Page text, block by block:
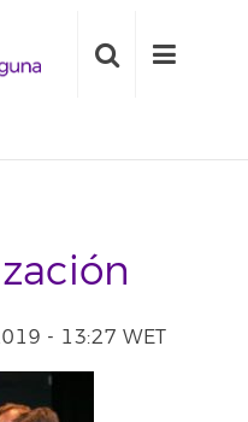
- 13:27 WET